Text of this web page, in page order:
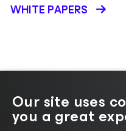
WHITE PAPERS
Our site uses
you a great